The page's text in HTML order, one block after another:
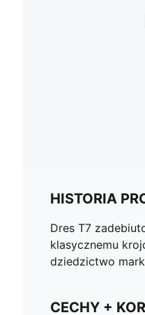
HISTORIA
Dres T7
klasycznemu
dziedzictwo
CECHY +